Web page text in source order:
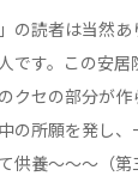
の読者は当然
です。この安居
クセの部分が
の所願を発し
供養～～～（